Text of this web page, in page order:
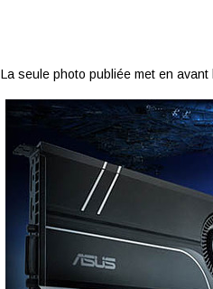
La seule photo publiée met en